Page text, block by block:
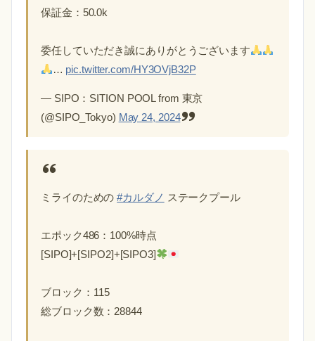
保証金：50.0k
委任していただき誠にありがとうございます
… pic.twitter.com/HY3OVjB32P
— SIPO：SITION POOL from 東京
(@SIPO_Tokyo) May 24, 2024
ミライのための#カルダノ ステークプール
エポック486：100%時点
[SIPO]+[SIPO2]+[SIPO3]
ブロック：115
総ブロック数：28844